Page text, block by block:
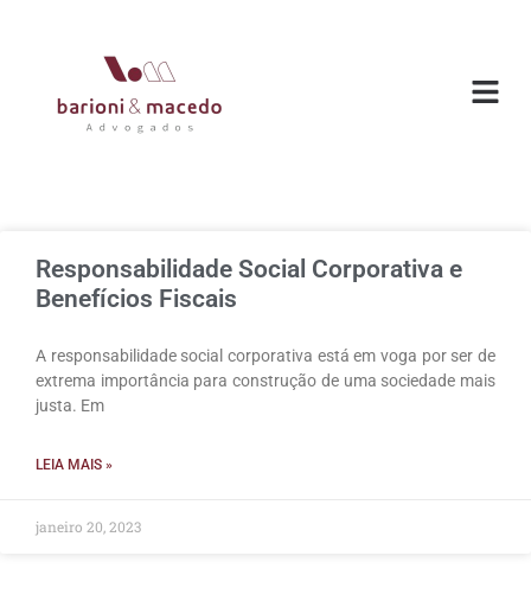
Responsabilidade Social Corporativa e
Benefícios Fiscais
A responsabilidade social corporativa está em voga por ser de
extrema importância para construção de uma sociedade mais
justa. Em
LEIA MAIS »
janeiro 20, 2023